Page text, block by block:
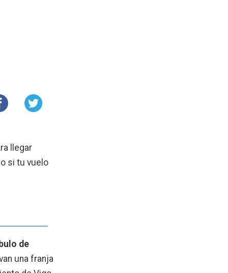
llegar
si tu vuelo
de
una franja